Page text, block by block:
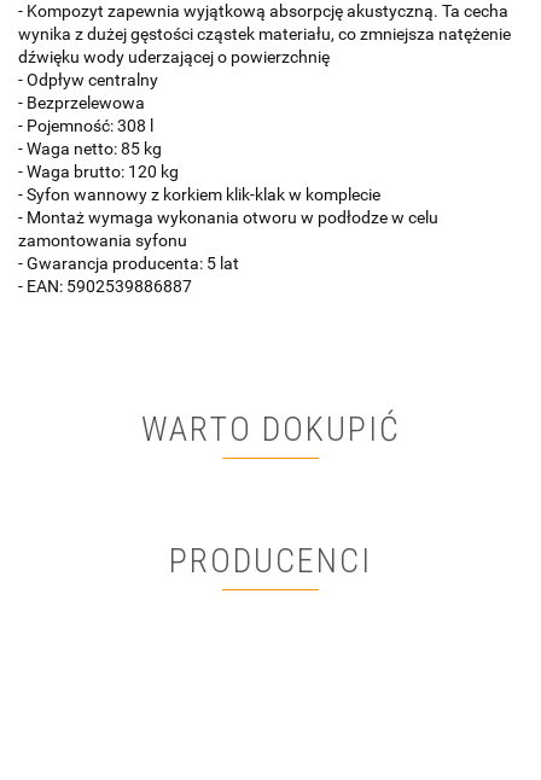
- Kompozyt zapewnia wyjątkową absorpcję akustyczną. Ta cecha
wynika z dużej gęstości cząstek materiału, co zmniejsza natężenie
dźwięku wody uderzającej o powierzchnię
- Odpływ centralny
- Bezprzelewowa
- Pojemność: 308 l
- Waga netto: 85 kg
- Waga brutto: 120 kg
- Syfon wannowy z korkiem klik-klak w komplecie
- Montaż wymaga wykonania otworu w podłodze w celu
zamontowania syfonu
- Gwarancja producenta: 5 lat
- EAN: 5902539886887
WARTO DOKUPIĆ
PRODUCENCI